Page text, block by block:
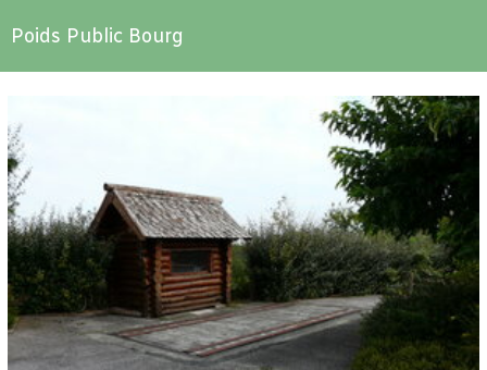
Poids Public Bourg